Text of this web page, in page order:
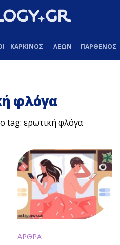
ΚΑΡΚΙΝΟΣ ΛΕΩΝ ΠΑΡΘΕΝΟΣ
φλόγα
tag: ερωτική φλόγα
ΑΡΘΡΑ